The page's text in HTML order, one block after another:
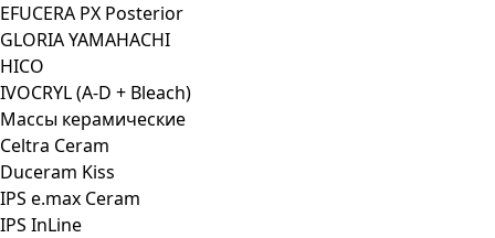
EFUCERA PX Posterior
GLORIA YAMAHACHI
HICO
IVOCRYL (A-D + Bleach)
Массы керамические
Celtra Ceram
Duceram Kiss
IPS e.max Ceram
IPS InLine